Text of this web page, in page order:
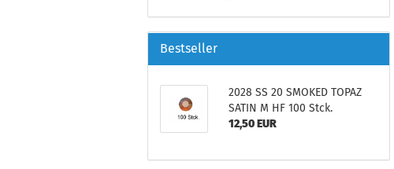
Bestseller
2028 SS 20 SMOKED TOPAZ
SATIN M HF 100 Stck.
12,50 EUR